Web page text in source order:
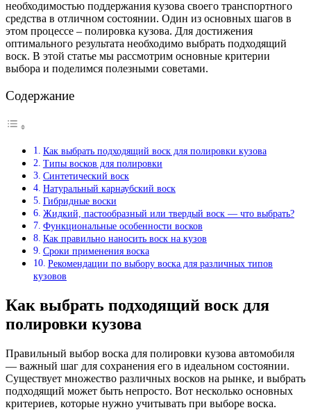
необходимостью поддержания кузова своего транспортного
средства в отличном состоянии. Один из основных шагов в
этом процессе – полировка кузова. Для достижения
оптимального результата необходимо выбрать подходящий
воск. В этой статье мы рассмотрим основные критерии
выбора и поделимся полезными советами.
Содержание
Как выбрать подходящий воск для полировки кузова
Типы восков для полировки
Синтетический воск
Натуральный карнаубский воск
Гибридные воски
Жидкий, пастообразный или твердый воск — что выбрать?
Функциональные особенности восков
Как правильно наносить воск на кузов
Сроки применения воска
Рекомендации по выбору воска для различных типов
кузовов
Как выбрать подходящий воск для
полировки кузова
Правильный выбор воска для полировки кузова автомобиля
— важный шаг для сохранения его в идеальном состоянии.
Существует множество различных восков на рынке, и выбрать
подходящий может быть непросто. Вот несколько основных
критериев, которые нужно учитывать при выборе воска.